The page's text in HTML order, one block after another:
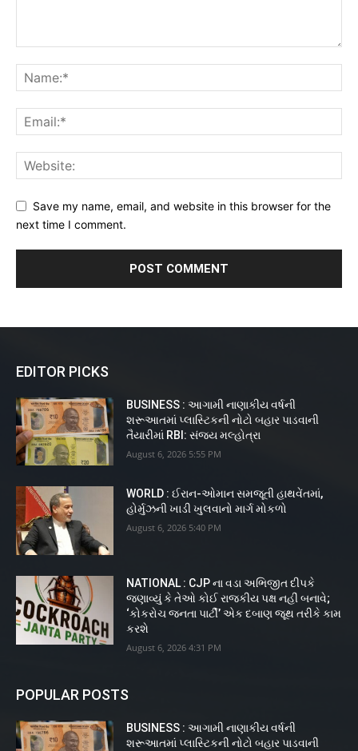
Save my name, email, and website in this browser for the
next time I comment.
EDITOR PICKS
BUSINESS : આગામી નાણાકીય વર્ષની
શરૂઆતમાં પ્લાસ્ટિકની નોટો બહાર પાડવાની
તૈયારીમાં RBI: સંજય મલ્હોત્રા
August 6, 2026 5:55 PM
WORLD : ઈરાન-ઓમાન સમજૂતી હાથવેંતમાં,
હોર્મુઝની ખાડી ખુલવાનો માર્ગ મોકળો
August 6, 2026 5:40 PM
NATIONAL : CJP ના વડા અભિજીત દીપકે
જણાવ્યું કે તેઓ કોઈ રાજકીય પક્ષ નહીં બનાવે;
‘કોકરોચ જનતા પાર્ટી’ એક દબાણ જૂથ તરીકે કામ
કરશે
August 6, 2026 4:31 PM
POPULAR POSTS
BUSINESS : આગામી નાણાકીય વર્ષની
શરૂઆતમાં પ્લાસ્ટિકની નોટો બહાર પાડવાની